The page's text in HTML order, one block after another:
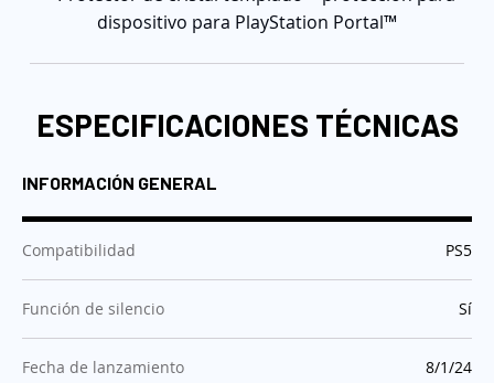
ESPECIFICACIONES TÉCNICAS
INFORMACIÓN GENERAL
Compatibilidad :PS5
Función de silencio :Sí
Fecha de lanzamiento :8/1/24